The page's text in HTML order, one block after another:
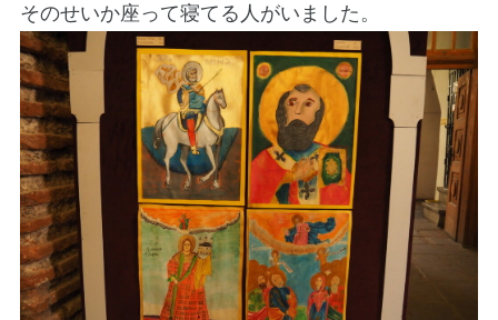
そのせいか座って寝てる人がいました。